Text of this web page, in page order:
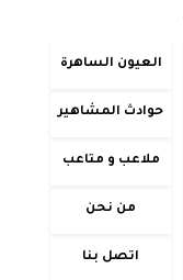
العيون الساهرة
حوادث المشاهير
ملاعب و متاعب
من نحن
اتصل بنا